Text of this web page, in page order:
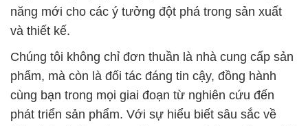
năng mới cho các ý tưởng đột phá trong sản xuất
và thiết kế.
Chúng tôi không chỉ đơn thuần là nhà cung cấp sản
phẩm, mà còn là đối tác đáng tin cậy, đồng hành
cùng bạn trong mọi giai đoạn từ nghiên cứu đến
phát triển sản phẩm. Với sự hiểu biết sâu sắc về